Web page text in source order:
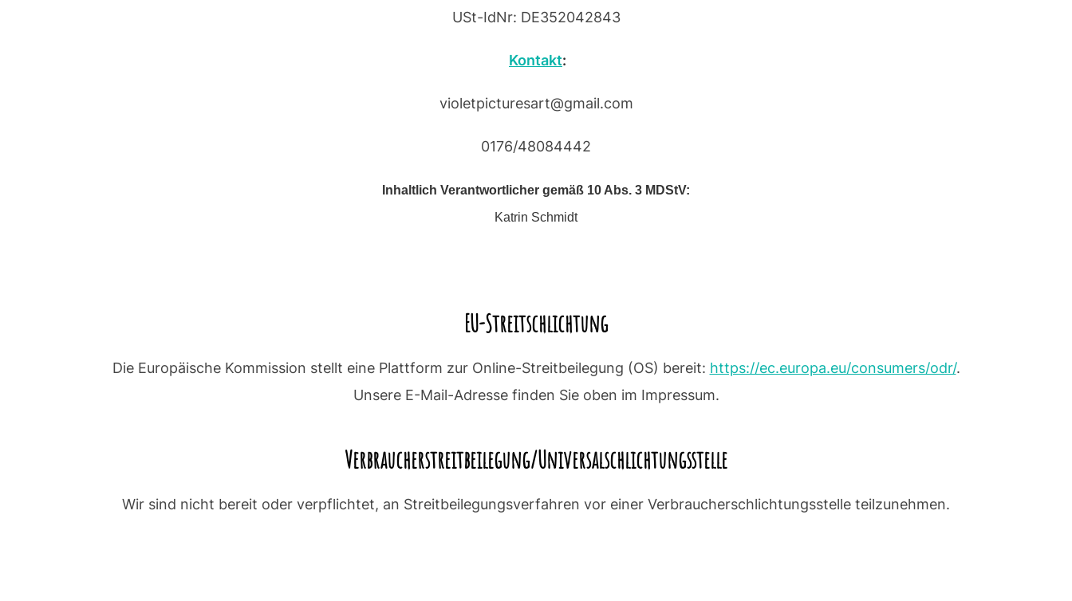
USt-IdNr: DE352042843
Kontakt:
violetpicturesart@gmail.com
0176/48084442
Inhaltlich Verantwortlicher gemäß 10 Abs. 3 MDStV:
Katrin Schmidt
EU-Streitschlichtung
Die Europäische Kommission stellt eine Plattform zur Online-Streitbeilegung (OS) bereit: https://ec.europa.eu/consumers/odr/.
Unsere E-Mail-Adresse finden Sie oben im Impressum.
Verbraucher­streit­beilegung/Universal­schlichtungs­stelle
Wir sind nicht bereit oder verpflichtet, an Streitbeilegungsverfahren vor einer Verbraucherschlichtungsstelle teilzunehmen.